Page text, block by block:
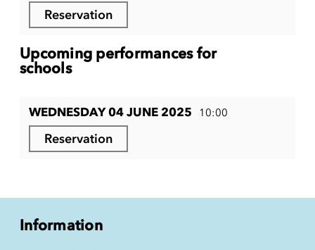
Reservation
Upcoming performances for
schools
WEDNESDAY 04 JUNE 2025 10:00
Reservation
Information